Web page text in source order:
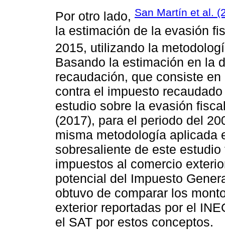
Por otro lado, San Martín et al.
la estimación de la evasión
2015, utilizando la
Basando la estimación en la
recaudación, que consiste
contra el impuesto
estudio sobre la evasión
(2017), para el periodo del
misma metodología aplicada
sobresaliente de este
impuestos al comercio
potencial del Impuesto
obtuvo de comparar los
exterior reportadas por el
el SAT por estos conceptos.